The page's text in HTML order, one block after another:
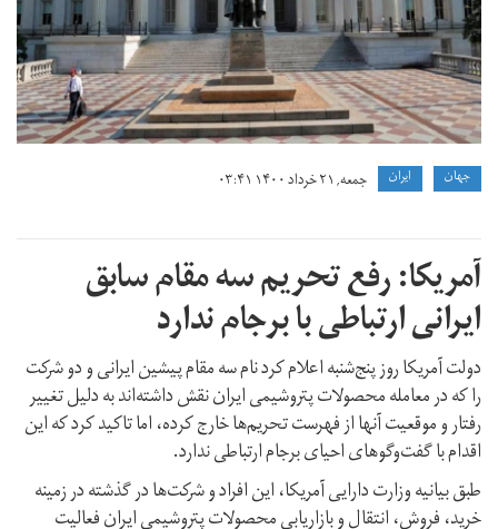
جهان ايران جمعه, ۲۱ خرداد ۱۴۰۰ ۰۳:۴۱
آمریکا: رفع تحریم سه مقام سابق
ایرانی ارتباطی با برجام ندارد
دولت آمریکا روز پنج‌شنبه اعلام کرد نام سه مقام پیشین ایرانی و دو شرکت
را که در معامله محصولات پتروشیمی ایران نقش داشته‌اند به دلیل تغییر
رفتار و موقعیت آنها از فهرست تحریم‌ها خارج کرده، اما تاکید کرد که این
اقدام با گفت‌وگوهای احیای برجام ارتباطی ندارد.
طبق بیانیه وزارت دارایی آمریکا، این افراد و شرکت‌ها در گذشته در زمینه